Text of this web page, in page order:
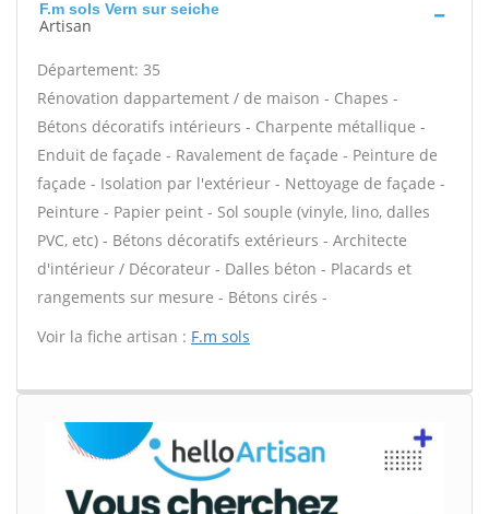
F.m sols Vern sur seiche
Artisan
Département: 35
Rénovation dappartement / de maison - Chapes -
Bétons décoratifs intérieurs - Charpente métallique -
Enduit de façade - Ravalement de façade - Peinture de
façade - Isolation par l'extérieur - Nettoyage de façade -
Peinture - Papier peint - Sol souple (vinyle, lino, dalles
PVC, etc) - Bétons décoratifs extérieurs - Architecte
d'intérieur / Décorateur - Dalles béton - Placards et
rangements sur mesure - Bétons cirés -
Voir la fiche artisan : F.m sols